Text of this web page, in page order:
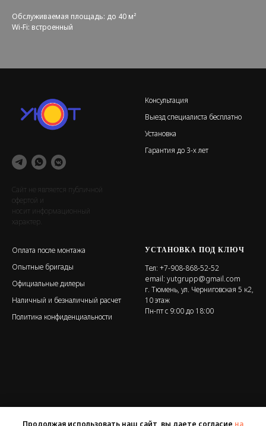
Обслуживаемая площадь: до 40 м²
Wi-Fi: встроенный
Сайт не является публичной
офертой и
носит информационный
характер.
Консультация
Выезд специалиста бесплатно
Установка
Гарантия до 3-х лет
Оплата после монтажа
Опытные бригады
Официальные дилеры
Наличный и безналичный расчет
Политика конфиденциальности
УСТАНОВКА ПОД КЛЮЧ
Тел: +7-908-868-52-52
email: yutgrupp@gmail.com
г. Тюмень, ул. Черниговская 5 к2,
10 этаж
Пн-пт с 9:00 до 18:00